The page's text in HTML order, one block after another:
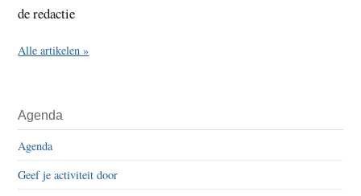
de redactie
Alle artikelen »
Agenda
Agenda
Geef je activiteit door